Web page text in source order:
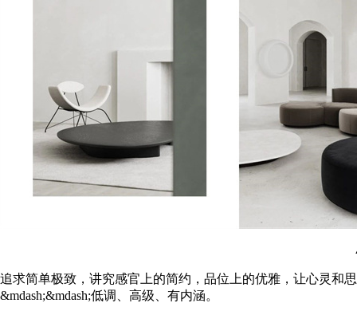
追求简单极致，讲究感官上的简约，品位上的优雅，让心灵和
&mdash;&mdash;低调、高级、有内涵。